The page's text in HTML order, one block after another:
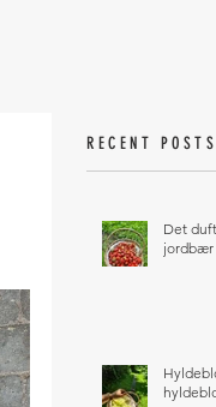
RECENT POSTS
Det
jordbær